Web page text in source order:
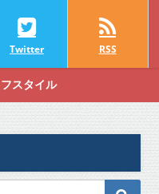
Twitter RSS
スタイル